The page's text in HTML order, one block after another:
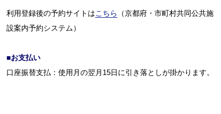
利用登録後の予約サイトはこちら
（京都府・市町村共同公共施
設案内予約システム）
■お支払い
口座振替支払：使用月の翌月15日に引き落としが掛かります。